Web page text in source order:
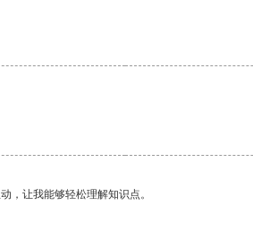
，让我能够轻松理解知识点。